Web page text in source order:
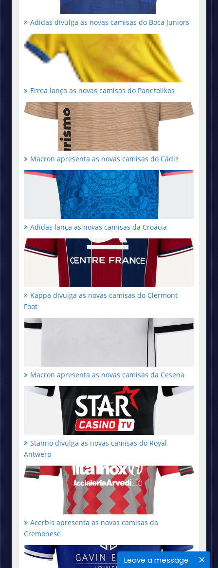
Leave a message
Adidas divulga as novas camisas do Boca Juniors
Errea lança as novas camisas do Panetolikos
Macron apresenta as novas camisas do Cádiz
Adidas lança as novas camisas da Croácia
Kappa divulga as novas camisas do Clermont
Foot
Macron apresenta as novas camisas da Cesena
Stanno divulga as novas camisas do Royal
Antwerp
Acerbis apresenta as novas camisas da
Cremonese